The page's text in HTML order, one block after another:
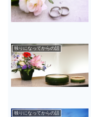
独りになってからの話
独りになってからの話